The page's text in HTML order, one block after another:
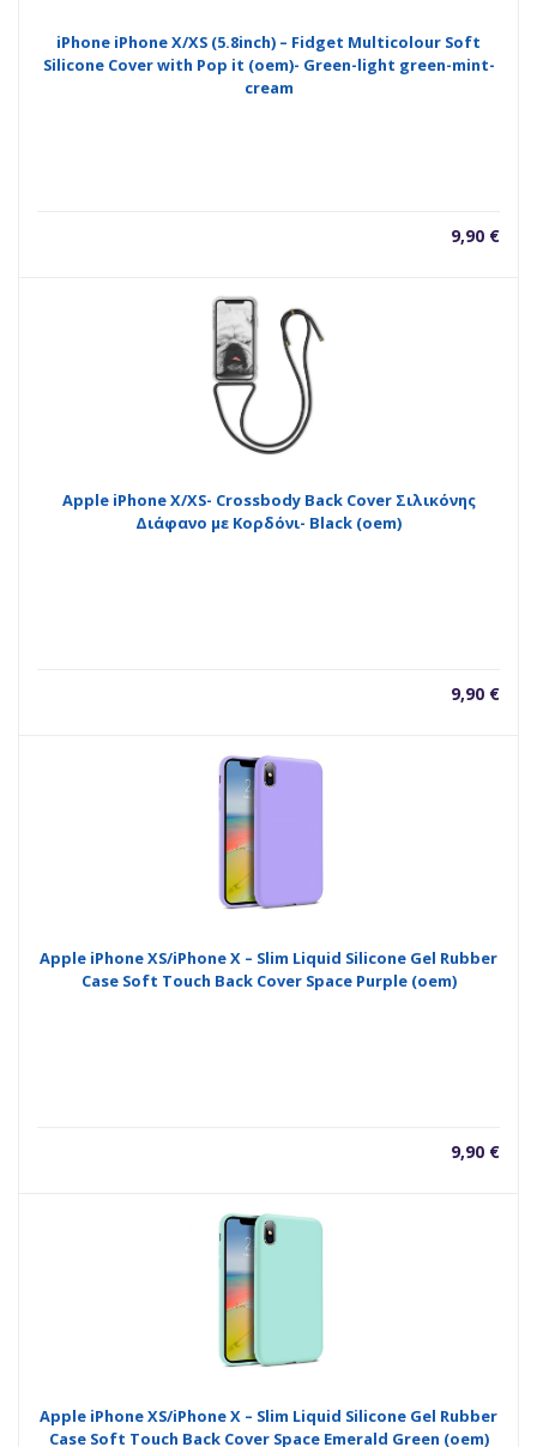
iPhone iPhone X/XS (5.8inch) – Fidget Multicolour Soft
Silicone Cover with Pop it (oem)- Green-light green-mint-
cream
9,90 €
Apple iPhone X/XS- Crossbody Back Cover Σιλικόνης
Διάφανο με Κορδόνι- Black (oem)
9,90 €
Apple iPhone XS/iPhone X – Slim Liquid Silicone Gel Rubber
Case Soft Touch Back Cover Space Purple (oem)
9,90 €
Apple iPhone XS/iPhone X – Slim Liquid Silicone Gel Rubber
Case Soft Touch Back Cover Space Emerald Green (oem)